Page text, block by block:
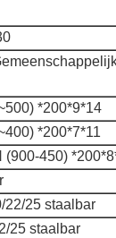
*200*9*14
*200*7*11
(900-450)
25 staalbar
25 staalbar